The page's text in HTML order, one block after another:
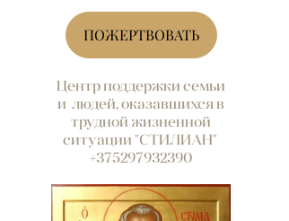
ПОЖЕРТВОВАТЬ
Центр поддержки семьи
и людей, оказавшихся в
трудной жизненной
ситуации "СТИЛИАН"
+375297932390